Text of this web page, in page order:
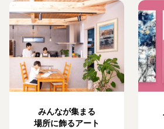
みんなが集まる
場所に飾るアート